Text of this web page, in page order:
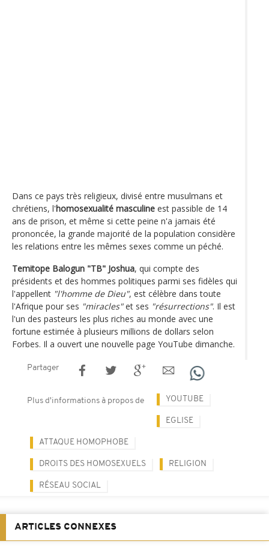
Dans ce pays très religieux, divisé entre musulmans et
chrétiens, l'homosexualité masculine est passible de 14
ans de prison, et même si cette peine n'a jamais été
prononcée, la grande majorité de la population considère
les relations entre les mêmes sexes comme un péché.
Temitope Balogun "TB" Joshua, qui compte des
présidents et des hommes politiques parmi ses fidèles qui
l'appellent "l'homme de Dieu", est célèbre dans toute
l'Afrique pour ses "miracles"et ses "résurrections". Il est
l'un des pasteurs les plus riches au monde avec une
fortune estimée à plusieurs millions de dollars selon
Forbes. Il a ouvert une nouvelle page YouTube dimanche.
Partager
Plus d'informations à propos de YOUTUBE
EGLISE
ATTAQUE HOMOPHOBE
DROITS DES HOMOSEXUELS RELIGION
RÉSEAU SOCIAL
ARTICLES CONNEXES